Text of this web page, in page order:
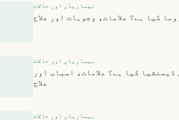
بیماریاں اور حالات
کیا ہے؟ علامات، وجوہات اور علاج
بیماریاں اور حالات
کیا ہے؟ علامات، اسباب اور
علاج
بیماریاں اور حالات